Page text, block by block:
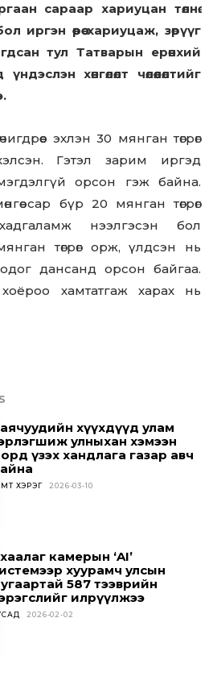
miss
up for our newsletter
stay in the loop.
сараар хариуцан төлнө.
иргэн өөрөө хариуцаж, зөрүүг
тул Татварын ерөнхий
хөнгөлөлт чөлөөлөлтийг
эхлэн 30 мянган төгрөг
Гэтэл зарим иргэд
орсон гэж байна.
сар бүр 20 мянган төгрөг
нээлгэсэн бол
төгрөг орж, үлдсэн нь
дансанд орсон байгаа.
хамтатгаж харах нь
хүүхдүүд улам
улныхан хэмээн
үзэх хандлага газар авч
ХЭРЭГ 2026-03-10
камерын ‘AI’
хуурамч улсын
587 тээврийн
илрүүлжээ
2026-02-02